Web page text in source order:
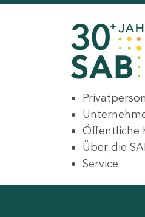
Öffentliche
Über die
Service